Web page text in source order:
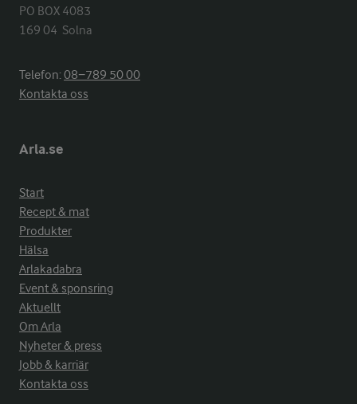
PO BOX 4083
169 04  Solna
Telefon:08−789 50 00
Kontakta oss
Arla.se
Start
Recept & mat
Produkter
Hälsa
Arlakadabra
Event & sponsring
Aktuellt
Om Arla
Nyheter & press
Jobb & karriär
Kontakta oss